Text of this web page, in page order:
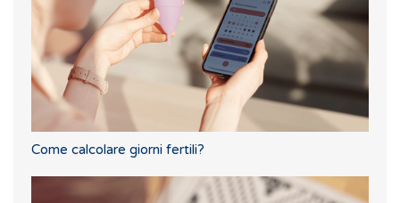
Come calcolare giorni fertili?